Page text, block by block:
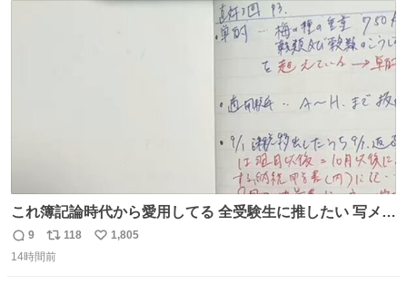
これ簿記論時代から愛用してる 全受験生に推したい 写メし
たとこ、ピーーてレシートよりひと回り大きいサイズくら
いで、シールで出てくるからペターって貼って間違ったと
返
信
9
リ
ポ
118
い
1,805
14時間前